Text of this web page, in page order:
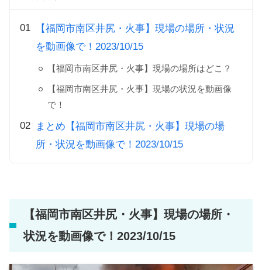
【福岡市南区井尻・火事】現場の場所・状況
を動画像で！2023/10/15
【福岡市南区井尻・火事】現場の場所はどこ？
【福岡市南区井尻・火事】現場の状況を動画像
で！
まとめ【福岡市南区井尻・火事】現場の場
所・状況を動画像で！2023/10/15
【福岡市南区井尻・火事】現場の場所・
状況を動画像で！2023/10/15